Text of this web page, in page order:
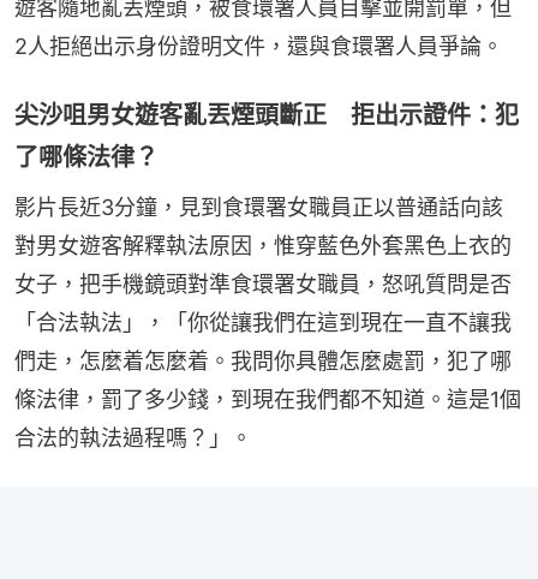
遊客隨地亂丟煙頭，被食環署人員目擊並開罰單，但
2人拒絕出示身份證明文件，還與食環署人員爭論。
尖沙咀男女遊客亂丟煙頭斷正 拒出示證件：犯
了哪條法律？
影片長近3分鐘，見到食環署女職員正以普通話向該
對男女遊客解釋執法原因，惟穿藍色外套黑色上衣的
女子，把手機鏡頭對準食環署女職員，怒吼質問是否
「合法執法」，「你從讓我們在這到現在一直不讓我
們走，怎麼着怎麼着。我問你具體怎麼處罰，犯了哪
條法律，罰了多少錢，到現在我們都不知道。這是1個
合法的執法過程嗎？」。